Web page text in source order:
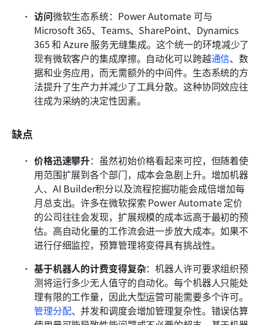
访问微软生态系统：Power Automate 可与
Microsoft 365、Teams、SharePoint、Dynamics
365 和 Azure 服务无缝集成。这个统一的环境减少了
现有微软客户的集成摩擦。自动化可以跨越通信、数
据和业务应用，而无需额外的中间件。生态系统的方
法提升了生产力并减少了工具分散。这种协同效应往
往成为采纳的决定性因素。
缺点
价格迅速攀升：虽然初始价格看起来可控，但随着使
用范围扩展到各个部门，成本会急剧上升。增加机器
人、AI Builder积分以及流程挖掘功能会成倍增加每
月总支出。许多在微软探索 Power Automate 定价
的公司往往会发现，扩展规模的成本远高于最初的预
估。高自动化量的工作流会进一步放大成本。如果不
进行仔细监控，预算管理将变得具有挑战性。
基于机器人的计费变得复杂：机器人许可要求组织预
测将运行多少无人值守的自动化。每个机器人只能处
理有限的工作量，因此大型运营可能需要多个许可。
管理分配、并发和调度会增加管理复杂性。错误估算